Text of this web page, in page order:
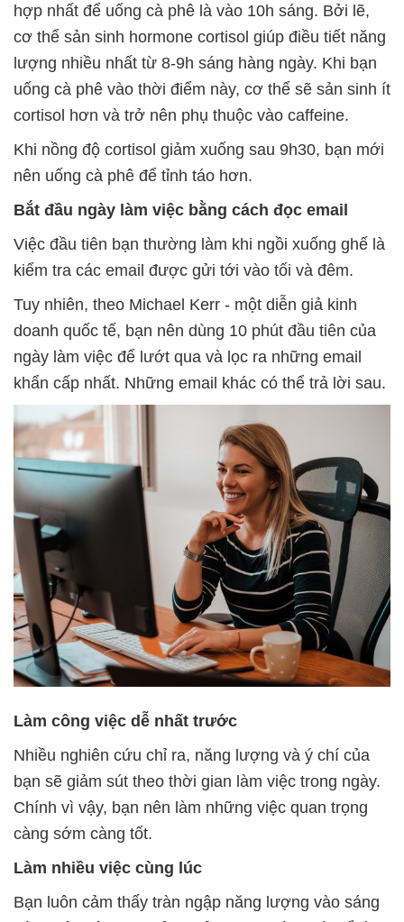
hợp nhất để uống cà phê là vào 10h sáng. Bởi lẽ,
cơ thể sản sinh hormone cortisol giúp điều tiết năng
lượng nhiều nhất từ 8-9h sáng hàng ngày. Khi bạn
uống cà phê vào thời điểm này, cơ thể sẽ sản sinh ít
cortisol hơn và trở nên phụ thuộc vào caffeine.
Khi nồng độ cortisol giảm xuống sau 9h30, bạn mới
nên uống cà phê để tỉnh táo hơn.
Bắt đầu ngày làm việc bằng cách đọc email
Việc đầu tiên bạn thường làm khi ngồi xuống ghế là
kiểm tra các email được gửi tới vào tối và đêm.
Tuy nhiên, theo Michael Kerr - một diễn giả kinh
doanh quốc tế, bạn nên dùng 10 phút đầu tiên của
ngày làm việc để lướt qua và lọc ra những email
khẩn cấp nhất. Những email khác có thể trả lời sau.
Làm công việc dễ nhất trước
Nhiều nghiên cứu chỉ ra, năng lượng và ý chí của
bạn sẽ giảm sút theo thời gian làm việc trong ngày.
Chính vì vậy, bạn nên làm những việc quan trọng
càng sớm càng tốt.
Làm nhiều việc cùng lúc
Bạn luôn cảm thấy tràn ngập năng lượng vào sáng